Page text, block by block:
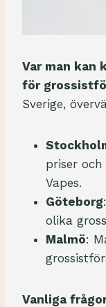
Var man kan
för
Sverige,
priser
Vapes.
Göteborg
olika
Malmö:
Vanliga